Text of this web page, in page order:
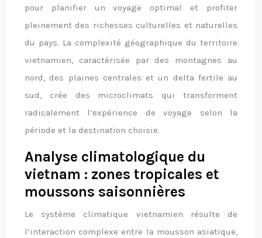
pour planifier un voyage optimal et profiter
pleinement des richesses culturelles et naturelles
du pays. La complexité géographique du territoire
vietnamien, caractérisée par des montagnes au
nord, des plaines centrales et un delta fertile au
sud, crée des microclimats qui transforment
radicalement l’expérience de voyage selon la
période et la destination choisie.
Analyse climatologique du
vietnam : zones tropicales et
moussons saisonnières
Le système climatique vietnamien résulte de
l’interaction complexe entre la mousson asiatique,